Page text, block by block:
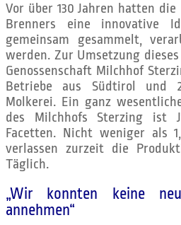
Vor über 130 Jahren hatten
Brenners eine innovative
gemeinsam gesammelt,
werden. Zur Umsetzung
Genossenschaft Milchhof
Betriebe aus Südtirol und
Molkerei. Ein ganz
des Milchhofs Sterzing ist
Facetten. Nicht weniger als
verlassen zurzeit die
Täglich.
„Wir konnten keine
annehmen“